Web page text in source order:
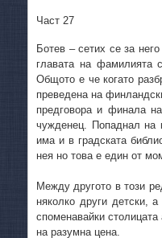
Част 27
Ботев – сетих се за
главата на фамилията
Общото е че когато
преведена на
предговора и финала
чужденец. Попаднал на
има и в градската
нея но това е един от
Между другото в този
няколко други детски,
споменавайки
на разумна цена.